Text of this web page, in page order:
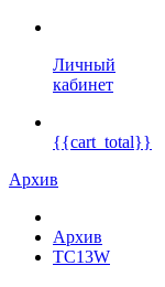
Личный
кабинет
{{cart_total}}
Архив
Архив
TC13W